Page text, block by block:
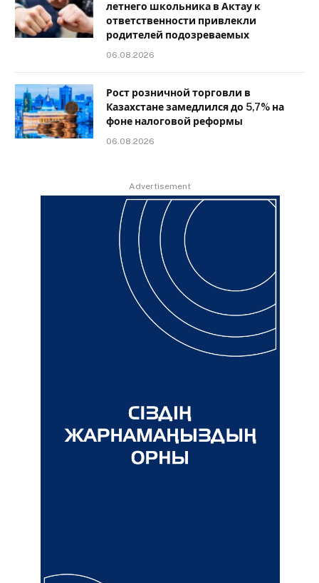
летнего школьника в Актау к
ответственности привлекли
родителей подозреваемых
06.08.2026
Рост розничной торговли в
Казахстане замедлился до 5,7% на
фоне налоговой реформы
06.08.2026
Advertisement